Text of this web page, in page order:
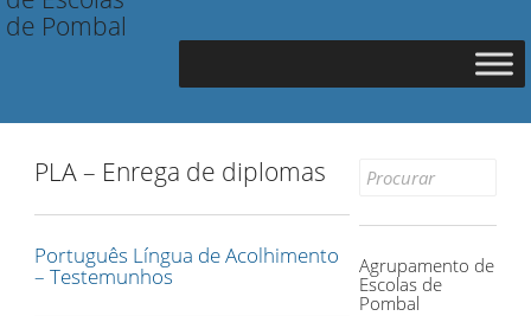
PLA – Enrega de diplomas
Português Língua de Acolhimento
– Testemunhos
Search
Agrupamento de
Escolas de
Pombal